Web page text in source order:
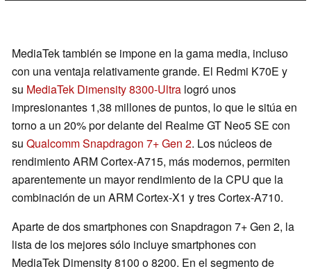
MediaTek también se impone en la gama media, incluso
con una ventaja relativamente grande. El Redmi K70E y
su MediaTek Dimensity 8300-Ultra logró unos
impresionantes 1,38 millones de puntos, lo que le sitúa en
torno a un 20% por delante del Realme GT Neo5 SE con
su Qualcomm Snapdragon 7+ Gen 2. Los núcleos de
rendimiento ARM Cortex-A715, más modernos, permiten
aparentemente un mayor rendimiento de la CPU que la
combinación de un ARM Cortex-X1 y tres Cortex-A710.
Aparte de dos smartphones con Snapdragon 7+ Gen 2, la
lista de los mejores sólo incluye smartphones con
MediaTek Dimensity 8100 o 8200. En el segmento de